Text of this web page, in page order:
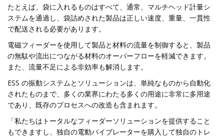
たとえば、袋に入れるものはすべて、通常、マルチヘッド計量シ
ステムを通過し、袋詰めされた製品は正しい速度、重量、一貫性
で配送される必要があります。
電磁フィーダーを使用して製品と材料の流量を制御すると、製品
の無駄や流出につながる材料のオーバーフローを軽減できます。
また、流量不足による非効率も解消します。
ESS の振動システムとソリューションは、単純なものから自動化
されたものまで、多くの業界にわたる多くの用途に非常に多用途
であり、既存のプロセスへの改造も含まれます。
「私たちはトータルなフィーダーソリューションを提供すること
もできますし、独自の電動バイブレーターを購入して独自のトレ